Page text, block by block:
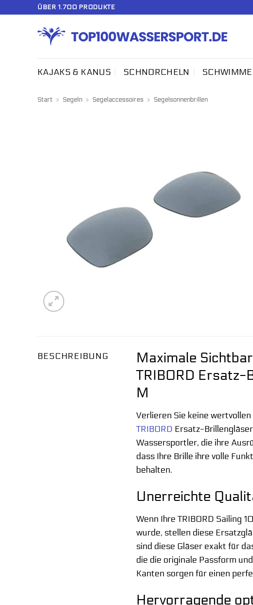
ÜBER 1.700 PRODUKTE
KAJAKS & KANUS SCHNORCHELN
Start » Segeln » Segelaccessoires » Segelsonnenbrillen
BESCHREIBUNG
Maximale
TRIBORD
M
Verlieren Sie keine
TRIBORD Ersatz-
Wassersportler, die ihre
dass Ihre Brille ihre volle
behalten.
Unerreichte
Wenn Ihre TRIBORD Sailing
wurde, stellen diese
sind diese Gläser exakt für
die die originale Passform
Kanten sorgen für einen
Hervorragende